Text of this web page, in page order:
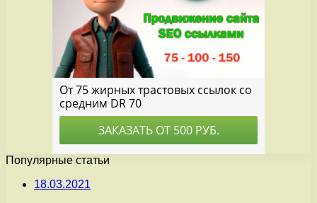
Популярные статьи
18.03.2021